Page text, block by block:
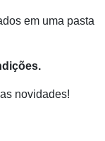
em uma pasta
novidades!